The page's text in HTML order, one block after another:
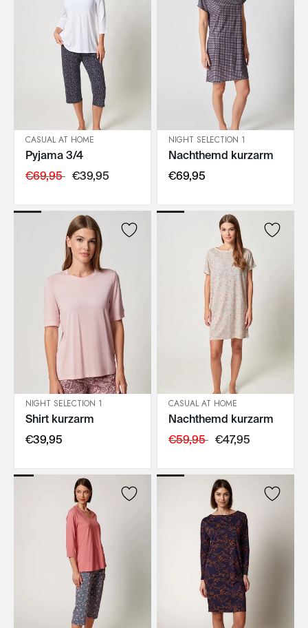
IN DEN WARENKORB
CASUAL AT HOME
Pyjama 3/4
€69,95 €39,95
IN DEN WARENKORB
NIGHT SELECTION 1
Nachthemd kurzarm
€69,95
IN DEN WARENKORB
NIGHT SELECTION 1
Shirt kurzarm
€39,95
IN DEN WARENKORB
CASUAL AT HOME
Nachthemd kurzarm
€59,95 €47,95